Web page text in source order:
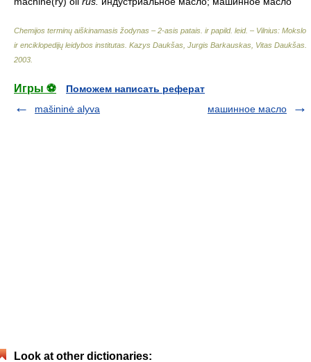
Chemijos terminų aiškinamasis žodynas – 2-asis patais. ir papild. leid. – Vilnius: Mokslo
ir enciklopedijų leidybos institutas Kazys Daukšas, Jurgis Barkauskas, Vitas Daukšas
2003
Игры ⚽
Поможем написать реферат
mašininė alyva
машинное масло
Look at other dictionaries: